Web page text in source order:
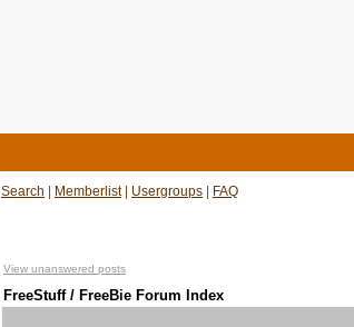
Search Memberlist| Usergroups FAQ
View unanswered posts
FreeStuff / FreeBie Forum Index